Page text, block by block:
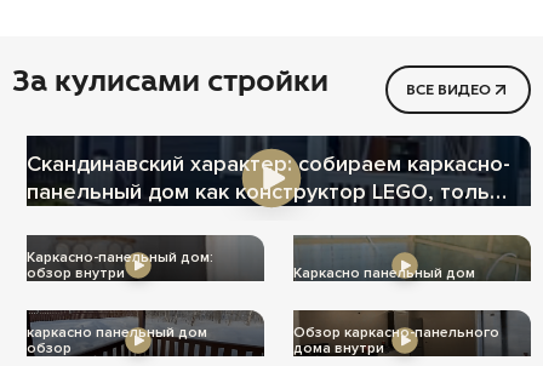
За кулисами стройки ВСЕ ВИДЕО
Скандинавский характер: собираем каркасно-
панельный дом как конструктор LEGO, только
Каркасно-панельный дом:
обзор внутри
Каркасно панельный дом
каркасно панельный дом
обзор
Обзор каркасно-панельного
дома внутри